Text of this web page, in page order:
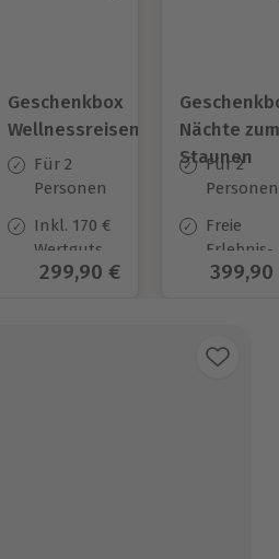
Geschenkbox
Wellnessreisen
Für 2
Personen
Inkl. 170 €
Wertgutschein
zur
Aktueller Preis
299,90 €
Nächte zum
Staunen
Für 2
Personen
Freie
Erlebnis-
Auswahl
399,90